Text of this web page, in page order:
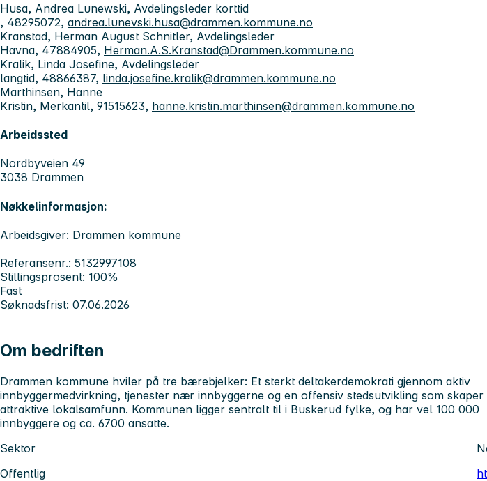
Husa, Andrea Lunewski, Avdelingsleder korttid
, 48295072, andrea.lunevski.husa@drammen.kommune.no
Kranstad, Herman August Schnitler, Avdelingsleder
Havna, 47884905, Herman.A.S.Kranstad@Drammen.kommune.no
Kralik, Linda Josefine, Avdelingsleder
langtid, 48866387, linda.josefine.kralik@drammen.kommune.no
Marthinsen, Hanne
Kristin, Merkantil, 91515623, hanne.kristin.marthinsen@drammen.kommune.no
Arbeidssted
Nordbyveien 49
3038 Drammen
Nøkkelinformasjon:
Arbeidsgiver: Drammen kommune
Referansenr.: 5132997108
Stillingsprosent: 100%
Fast
Søknadsfrist: 07.06.2026
Om bedriften
Drammen kommune hviler på tre bærebjelker: Et sterkt deltakerdemokrati gjennom aktiv
innbyggermedvirkning, tjenester nær innbyggerne og en offensiv stedsutvikling som skaper
attraktive lokalsamfunn. Kommunen ligger sentralt til i Buskerud fylke, og har vel 100 000
innbyggere og ca. 6700 ansatte.
Sektor
Offentlig